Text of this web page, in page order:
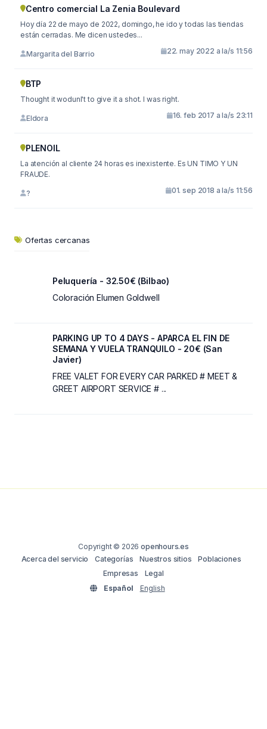
Centro comercial La Zenia Boulevard
Hoy día 22 de mayo de 2022, domingo, he ido y todas las tiendas
están cerradas. Me dicen ustedes...
Margarita del Barrio 22. may 2022 a la/s 11:56
BTP
Thought it wodunl't to give it a shot. I was right.
Eldora 16. feb 2017 a la/s 23:11
PLENOIL
La atención al cliente 24 horas es inexistente. Es UN TIMO Y UN
FRAUDE.
? 01. sep 2018 a la/s 11:56
Ofertas cercanas
Peluquería - 32.50€ (Bilbao)
Coloración Elumen Goldwell
PARKING UP TO 4 DAYS - APARCA EL FIN DE
SEMANA Y VUELA TRANQUILO - 20€ (San
Javier)
FREE VALET FOR EVERY CAR PARKED # MEET &
GREET AIRPORT SERVICE # ...
Copyright © 2026openhours.es
Acerca del servicio
Categorías Nuestros sitios
Poblaciones
Empresas
Legal
Español
English